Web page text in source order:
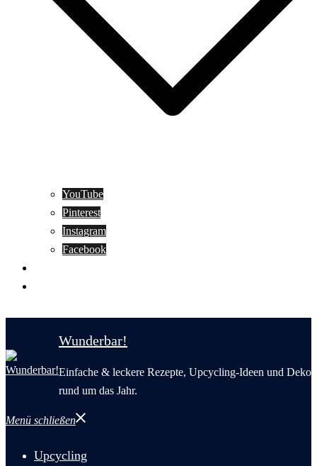
YouTube
Pinterest
Instagram
Facebook
Wunderbar!
Einfache & leckere Rezepte, Upcycling-Ideen und Deko
rund um das Jahr.
Menü schließen
Upcycling